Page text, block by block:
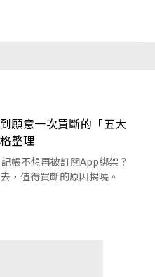
願意一次買斷的「五大
整理
帳不想再被訂閱App綁架？
，值得買斷的原因揭曉。